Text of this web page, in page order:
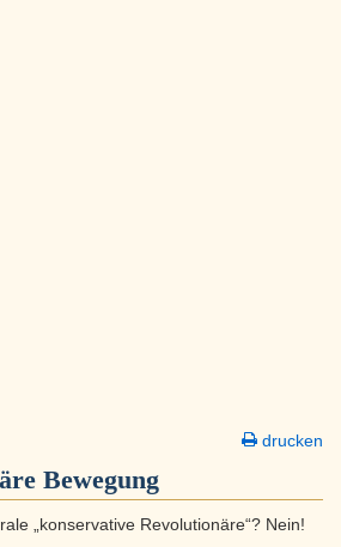
drucken
Bewegung
„konservative Revolutionäre“? Nein!